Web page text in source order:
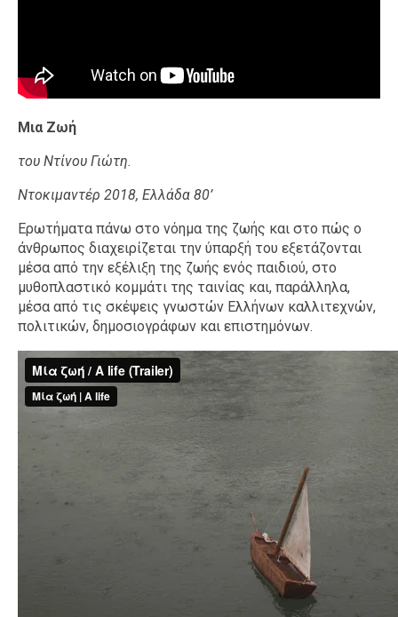
Μια Ζωή
του Ντίνου Γιώτη.
Ντοκιμαντέρ 2018, Ελλάδα 80’
Ερωτήματα πάνω στο νόημα της ζωής και στο πώς ο
άνθρωπος διαχειρίζεται την ύπαρξή του εξετάζονται
μέσα από την εξέλιξη της ζωής ενός παιδιού, στο
μυθοπλαστικό κομμάτι της ταινίας και, παράλληλα,
μέσα από τις σκέψεις γνωστών Ελλήνων καλλιτεχνών,
πολιτικών, δημοσιογράφων και επιστημόνων.